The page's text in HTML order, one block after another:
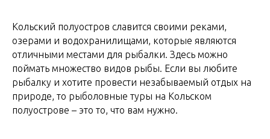
Кольский полуостров славится своими реками,
озерами и водохранилищами, которые являются
отличными местами для рыбалки. Здесь можно
поймать множество видов рыбы. Если вы любите
рыбалку и хотите провести незабываемый отдых на
природе, то рыболовные туры на Кольском
полуострове – это то, что вам нужно.